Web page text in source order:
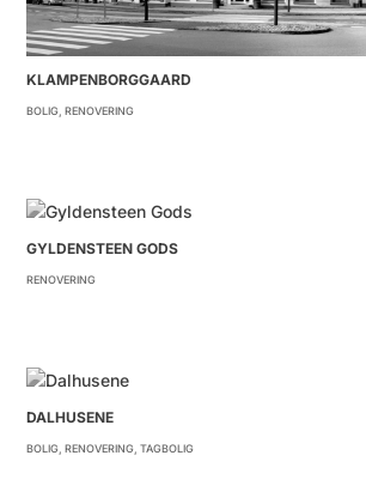
KLAMPENBORGGAARD
BOLIG ,RENOVERING
GYLDENSTEEN GODS
RENOVERING
DALHUSENE
BOLIG,RENOVERING,TAGBOLIG